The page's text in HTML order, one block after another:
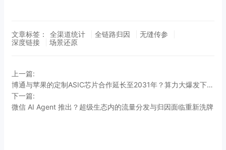
文章标签： 全渠道统计 全链路归因
无缝传参
深度链接
场景还原
上一篇:
博通与苹果的定制ASIC芯片合作延长至2031年？算力大爆发下的应用跨端归因如何破局
下一篇:
微信 AI Agent 推出？超级生态内的流量分发与归因面临重新洗牌